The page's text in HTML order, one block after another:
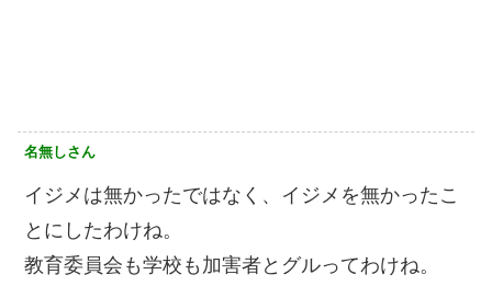
名無しさん
イジメは無かったではなく、イジメを無かったこ
とにしたわけね。
教育委員会も学校も加害者とグルってわけね。